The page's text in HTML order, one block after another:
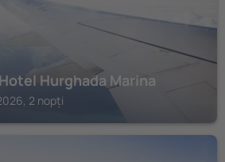
Hurghada Marina
2 nopți